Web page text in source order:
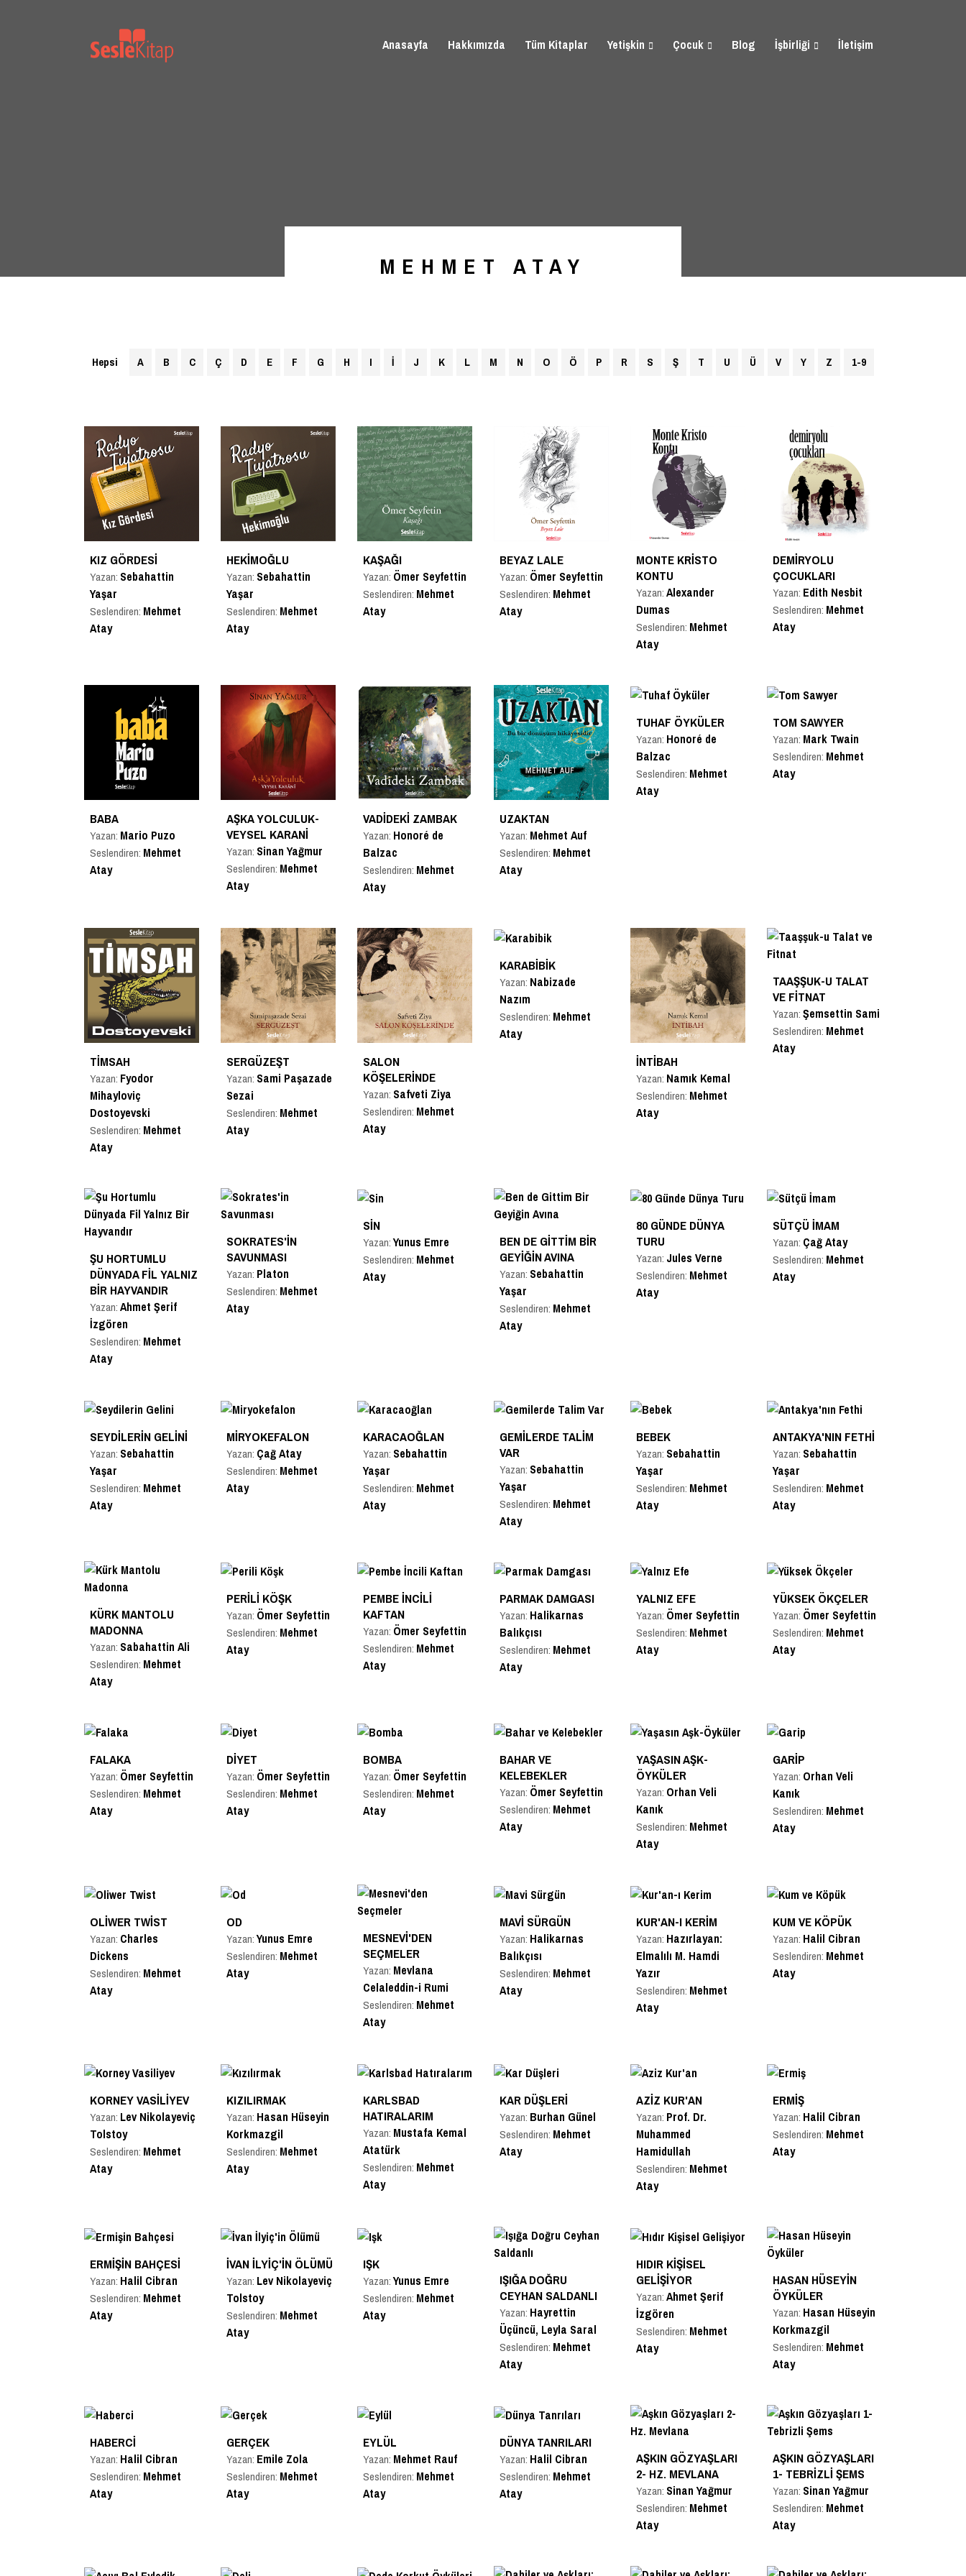
Anasayfa Hakkımızda Tüm Kitaplar Yetişkin Çocuk Blog İşbirliği İletişim
MEHMET ATAY
Hepsi A B C Ç D E F G H I İ J K L M N O Ö P R S Ş T U Ü V Y Z 1-9
KIZ GÖRDESI
Yazan: Sebahattin
Yaşar
Seslendiren: Mehmet
Atay
HEKIMOĞLU
Yazan: Sebahattin
Yaşar
Seslendiren: Mehmet
Atay
KAŞAĞI
Yazan: Ömer Seyfettin
Seslendiren: Mehmet
Atay
BEYAZ LALE
Yazan: Ömer Seyfettin
Seslendiren: Mehmet
Atay
MONTE KRISTO
KONTU
Yazan:Alexander
Dumas
Seslendiren: Mehmet
Atay
DEMIRYOLU
ÇOCUKLARI
Yazan: Edith Nesbit
Seslendiren: Mehmet
Atay
BABA
Yazan: Mario Puzo
Seslendiren: Mehmet
Atay
AŞKA YOLCULUK-
VEYSEL KARANI
Yazan: Sinan Yağmur
Seslendiren: Mehmet
Atay
VADIDEKI ZAMBAK
Yazan: Honoré de
Balzac
Seslendiren: Mehmet
Atay
UZAKTAN
Yazan: Mehmet Auf
Seslendiren: Mehmet
Atay
TUHAF ÖYKÜLER
Yazan: Honoré de
Balzac
Seslendiren: Mehmet
Atay
TOM SAWYER
Yazan: Mark Twain
Seslendiren: Mehmet
Atay
TIMSAH
Yazan: Fyodor
Mihayloviç
Dostoyevski
Seslendiren: Mehmet
Atay
SERGÜZEŞT
Yazan: Sami Paşazade
Sezai
Seslendiren: Mehmet
Atay
SALON
KÖŞELERINDE
Yazan: Safveti Ziya
Seslendiren: Mehmet
Atay
KARABIBIK
Yazan: Nabizade
Nazım
Seslendiren: Mehmet
Atay
İNTIBAH
Yazan: Namık Kemal
Seslendiren: Mehmet
Atay
TAAŞŞUK-U TALAT
VE FITNAT
Yazan:Şemsettin Sami
Seslendiren: Mehmet
Atay
ŞU HORTUMLU
DÜNYADA FIL YALNIZ
BIR HAYVANDIR
Yazan:Ahmet Şerif
İzgören
Seslendiren: Mehmet
Atay
SOKRATES'IN
SAVUNMASI
Yazan: Platon
Seslendiren: Mehmet
Atay
SIN
Yazan:Yunus Emre
Seslendiren: Mehmet
Atay
BEN DE GITTIM BIR
GEYIĞIN AVINA
Yazan: Sebahattin
Yaşar
Seslendiren: Mehmet
Atay
80 GÜNDE DÜNYA
TURU
Yazan: Jules Verne
Seslendiren: Mehmet
Atay
SÜTÇÜ İMAM
Yazan: Çağ Atay
Seslendiren: Mehmet
Atay
SEYDILERIN GELINI
Yazan: Sebahattin
Yaşar
Seslendiren: Mehmet
Atay
MIRYOKEFALON
Yazan: Çağ Atay
Seslendiren: Mehmet
Atay
KARACAOĞLAN
Yazan: Sebahattin
Yaşar
Seslendiren: Mehmet
Atay
GEMILERDE TALIM
VAR
Yazan: Sebahattin
Yaşar
Seslendiren: Mehmet
Atay
BEBEK
Yazan: Sebahattin
Yaşar
Seslendiren: Mehmet
Atay
ANTAKYA'NIN FETHI
Yazan: Sebahattin
Yaşar
Seslendiren: Mehmet
Atay
KÜRK MANTOLU
MADONNA
Yazan: Sabahattin Ali
Seslendiren: Mehmet
Atay
PERILI KÖŞK
Yazan: Ömer Seyfettin
Seslendiren: Mehmet
Atay
PEMBE İNCILI
KAFTAN
Yazan: Ömer Seyfettin
Seslendiren: Mehmet
Atay
PARMAK DAMGASI
Yazan: Halikarnas
Balıkçısı
Seslendiren: Mehmet
Atay
YALNIZ EFE
Yazan: Ömer Seyfettin
Seslendiren: Mehmet
Atay
YÜKSEK ÖKÇELER
Yazan: Ömer Seyfettin
Seslendiren: Mehmet
Atay
FALAKA
Yazan: Ömer Seyfettin
Seslendiren: Mehmet
Atay
DIYET
Yazan: Ömer Seyfettin
Seslendiren: Mehmet
Atay
BOMBA
Yazan: Ömer Seyfettin
Seslendiren: Mehmet
Atay
BAHAR VE
KELEBEKLER
Yazan: Ömer Seyfettin
Seslendiren: Mehmet
Atay
YAŞASIN AŞK-
ÖYKÜLER
Yazan: Orhan Veli
Kanık
Seslendiren: Mehmet
Atay
GARIP
Yazan: Orhan Veli
Kanık
Seslendiren: Mehmet
Atay
OLIWER TWIST
Yazan: Charles
Dickens
Seslendiren: Mehmet
Atay
OD
Yazan:Yunus Emre
Seslendiren: Mehmet
Atay
MESNEVI'DEN
SEÇMELER
Yazan: Mevlana
Celaleddin-i Rumi
Seslendiren: Mehmet
Atay
MAVI SÜRGÜN
Yazan: Halikarnas
Balıkçısı
Seslendiren: Mehmet
Atay
KUR'AN-I KERIM
Yazan: Hazırlayan:
Elmalılı M. Hamdi
Yazır
Seslendiren: Mehmet
Atay
KUM VE KÖPÜK
Yazan: Halil Cibran
Seslendiren: Mehmet
Atay
KORNEY VASILIYEV
Yazan: Lev Nikolayeviç
Tolstoy
Seslendiren: Mehmet
Atay
KIZILIRMAK
Yazan: Hasan Hüseyin
Korkmazgil
Seslendiren: Mehmet
Atay
KARLSBAD
HATIRALARIM
Yazan: Mustafa Kemal
Atatürk
Seslendiren: Mehmet
Atay
KAR DÜŞLERI
Yazan: Burhan Günel
Seslendiren: Mehmet
Atay
AZIZ KUR'AN
Yazan: Prof. Dr.
Muhammed
Hamidullah
Seslendiren: Mehmet
Atay
ERMIŞ
Yazan: Halil Cibran
Seslendiren: Mehmet
Atay
ERMIŞIN BAHÇESI
Yazan: Halil Cibran
Seslendiren: Mehmet
Atay
İVAN İLYIÇ'IN ÖLÜMÜ
Yazan: Lev Nikolayeviç
Tolstoy
Seslendiren: Mehmet
Atay
IŞK
Yazan:Yunus Emre
Seslendiren: Mehmet
Atay
IŞIĞA DOĞRU
CEYHAN SALDANLI
Yazan: Hayrettin
Üçüncü, Leyla Saral
Seslendiren: Mehmet
Atay
HIDIR KIŞISEL
GELIŞIYOR
Yazan:Ahmet Şerif
İzgören
Seslendiren: Mehmet
Atay
HASAN HÜSEYIN
ÖYKÜLER
Yazan: Hasan Hüseyin
Korkmazgil
Seslendiren: Mehmet
Atay
HABERCI
Yazan: Halil Cibran
Seslendiren: Mehmet
Atay
GERÇEK
Yazan: Emile Zola
Seslendiren: Mehmet
Atay
EYLÜL
Yazan: Mehmet Rauf
Seslendiren: Mehmet
Atay
DÜNYA TANRILARI
Yazan: Halil Cibran
Seslendiren: Mehmet
Atay
AŞKIN GÖZYAŞLARI
2- HZ. MEVLANA
Yazan: Sinan Yağmur
Seslendiren: Mehmet
Atay
AŞKIN GÖZYAŞLARI
1- TEBRIZLI ŞEMS
Yazan: Sinan Yağmur
Seslendiren: Mehmet
Atay